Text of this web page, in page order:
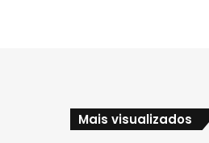
Mais visualizados